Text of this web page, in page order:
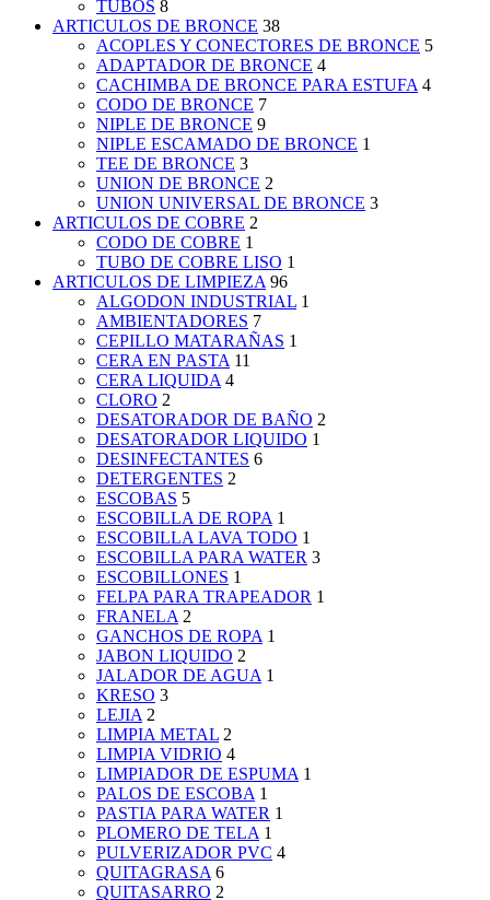
TUBOS 8
ARTICULOS DE BRONCE 38
ACOPLES Y CONECTORES DE BRONCE 5
ADAPTADOR DE BRONCE 4
CACHIMBA DE BRONCE PARA ESTUFA 4
CODO DE BRONCE 7
NIPLE DE BRONCE 9
NIPLE ESCAMADO DE BRONCE 1
TEE DE BRONCE 3
UNION DE BRONCE 2
UNION UNIVERSAL DE BRONCE 3
ARTICULOS DE COBRE 2
CODO DE COBRE 1
TUBO DE COBRE LISO 1
ARTICULOS DE LIMPIEZA 96
ALGODON INDUSTRIAL 1
AMBIENTADORES 7
CEPILLO MATARAÑAS 1
CERA EN PASTA 11
CERA LIQUIDA 4
CLORO 2
DESATORADOR DE BAÑO 2
DESATORADOR LIQUIDO 1
DESINFECTANTES 6
DETERGENTES 2
ESCOBAS 5
ESCOBILLA DE ROPA 1
ESCOBILLA LAVA TODO 1
ESCOBILLA PARA WATER 3
ESCOBILLONES 1
FELPA PARA TRAPEADOR 1
FRANELA 2
GANCHOS DE ROPA 1
JABON LIQUIDO 2
JALADOR DE AGUA 1
KRESO 3
LEJIA 2
LIMPIA METAL 2
LIMPIA VIDRIO 4
LIMPIADOR DE ESPUMA 1
PALOS DE ESCOBA 1
PASTIA PARA WATER 1
PLOMERO DE TELA 1
PULVERIZADOR PVC 4
QUITAGRASA 6
QUITASARRO 2